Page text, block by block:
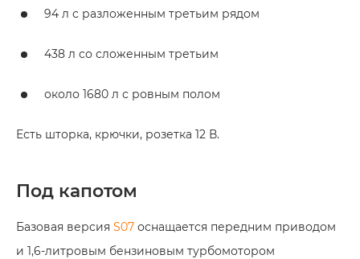
94 л с разложенным третьим рядом
438 л со сложенным третьим
около 1680 л с ровным полом
Есть шторка, крючки, розетка 12 В.
Под капотом
Базовая версия S07 оснащается передним приводом
и 1,6-литровым бензиновым турбомотором